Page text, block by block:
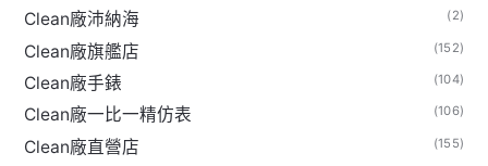
Clean廠沛納海 (2)
Clean廠旗艦店 (152)
Clean廠手錶 (104)
Clean廠一比一精仿表 (106)
Clean廠直營店 (155)